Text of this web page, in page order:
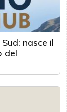
nasce il
del